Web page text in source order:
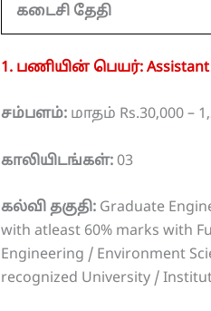
கடைசி தேதி
1. பணியின் பெயர்: Assistant
சம்பளம்: மாதம் Rs.30,000 –
காலியிடங்கள்: 03
கல்வி தகுதி: Graduate
with atleast 60% marks with
Engineering / Environment
recognized University /